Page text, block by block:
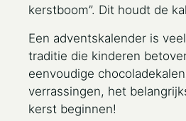
kerstboom”. Dit houdt de
Een adventskalender is
traditie die kinderen
eenvoudige
verrassingen, het
kerst beginnen!